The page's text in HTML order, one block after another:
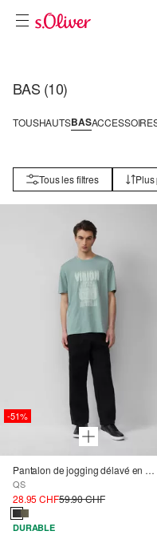
BAS (10)
TOUSHAUTSBAS
Tous les filtres Plus
-51%
Pantalon de jogging délavé en sergé lourd
QS
28.95 CHF59.90 CHF
DURABLE